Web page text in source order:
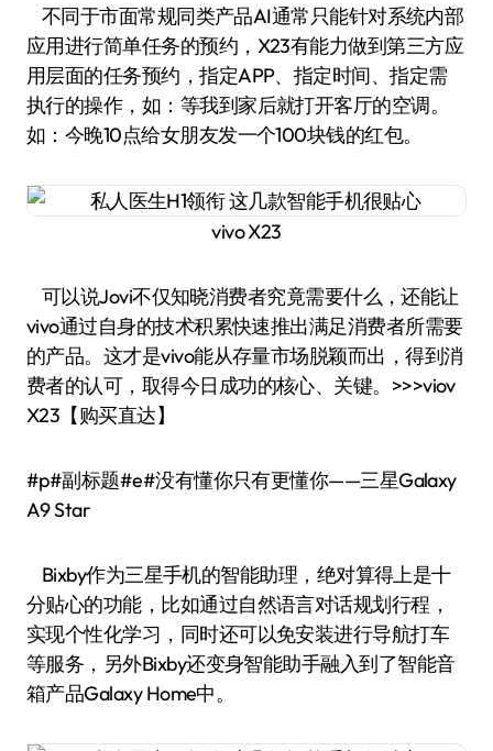
不同于市面常规同类产品AI通常只能针对系统内部
应用进行简单任务的预约，X23有能力做到第三方应
用层面的任务预约，指定APP、指定时间、指定需
执行的操作，如：等我到家后就打开客厅的空调。
如：今晚10点给女朋友发一个100块钱的红包。
vivo X23
可以说Jovi不仅知晓消费者究竟需要什么，还能让
vivo通过自身的技术积累快速推出满足消费者所需要
的产品。这才是vivo能从存量市场脱颖而出，得到消
费者的认可，取得今日成功的核心、关键。>>>viov
X23【购买直达】
#p#副标题#e#没有懂你只有更懂你——三星Galaxy
A9 Star
Bixby作为三星手机的智能助理，绝对算得上是十
分贴心的功能，比如通过自然语言对话规划行程，
实现个性化学习，同时还可以免安装进行导航打车
等服务，另外Bixby还变身智能助手融入到了智能音
箱产品Galaxy Home中。